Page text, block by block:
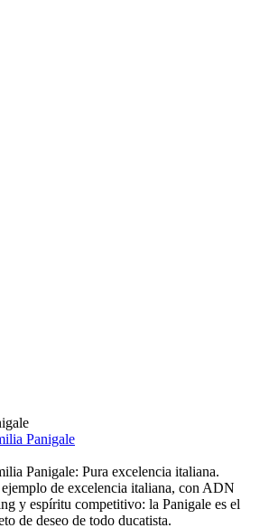
Panigale
Panigale: Pura excelencia italiana.
de excelencia italiana, con ADN
y espíritu competitivo: la Panigale es el
de deseo de todo ducatista.